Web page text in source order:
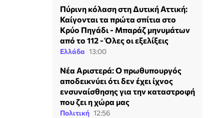
Πύρινη κόλαση στη Δυτική Αττική:
Καίγονται τα πρώτα σπίτια στο
Κρύο Πηγάδι - Μπαράζ μηνυμάτων
από το 112 - Όλες οι εξελίξεις
Ελλάδα 13:00
Νέα Αριστερά: O πρωθυπουργός
αποδεικνύει ότι δεν έχει ίχνος
ενσυναίσθησης για την καταστροφή
που ζει η χώρα μας
Πολιτική 12:56